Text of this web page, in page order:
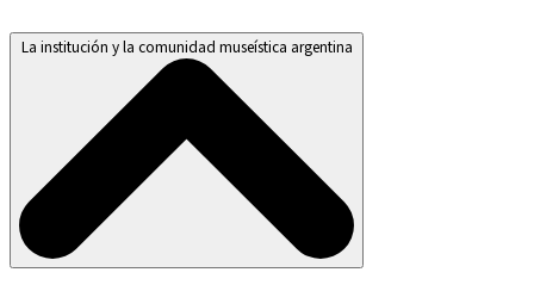
La institución y la comunidad museística argentina